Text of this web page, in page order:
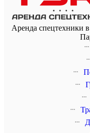
Аренда спецтехники